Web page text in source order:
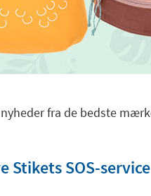
fra de bedste
Stikets SOS-service